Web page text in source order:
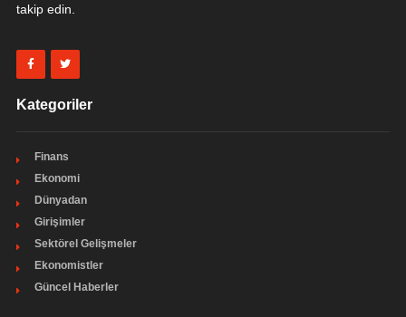
takip edin.
Kategoriler
Finans
Ekonomi
Dünyadan
Girişimler
Sektörel Gelişmeler
Ekonomistler
Güncel Haberler